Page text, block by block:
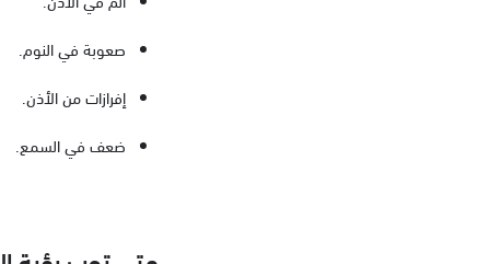
صعوبة في النوم.
إفرازات من الأذن.
ضعف في السمع.